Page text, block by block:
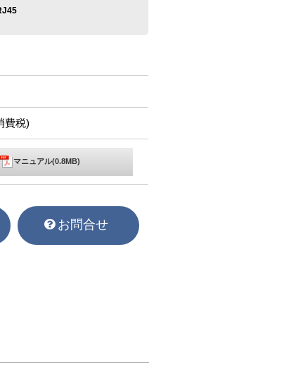
費税)
マニュアル(0.8MB)
お問合せ